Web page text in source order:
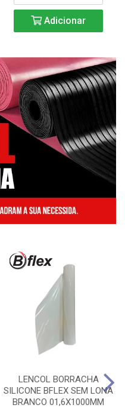
Adicionar
LENCOL BORRACHA
SILICONE BFLEX SEM LONA
BRANCO 01,6X1000MM